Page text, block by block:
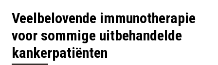
Veelbelovende immunotherapie
voor sommige uitbehandelde
kankerpatiënten